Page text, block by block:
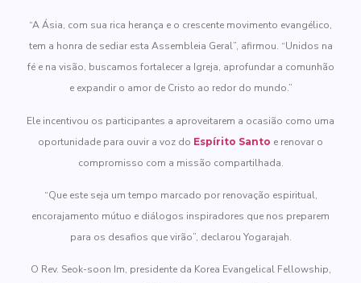
“A Ásia, com sua rica herança e o crescente movimento evangélico,
tem a honra de sediar esta Assembleia Geral”, afirmou. “Unidos na
fé e na visão, buscamos fortalecer a Igreja, aprofundar a comunhão
e expandir o amor de Cristo ao redor do mundo.”
Ele incentivou os participantes a aproveitarem a ocasião como uma
oportunidade para ouvir a voz do Espírito Santo e renovar o
compromisso com a missão compartilhada.
“Que este seja um tempo marcado por renovação espiritual,
encorajamento mútuo e diálogos inspiradores que nos preparem
para os desafios que virão”, declarou Yogarajah.
O Rev. Seok-soon Im, presidente da Korea Evangelical Fellowship,